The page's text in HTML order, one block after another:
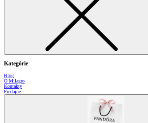
Kategórie
Blog
O Milagro
Kontakty
Predajne